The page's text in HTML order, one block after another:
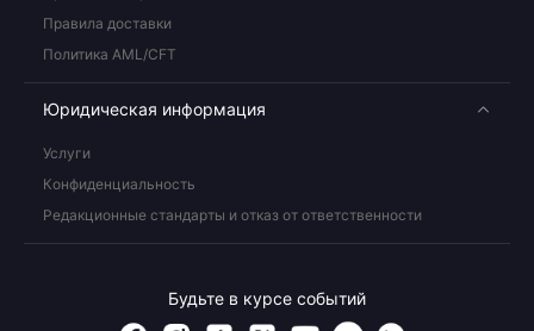
Правила доставки
Политика AML/CFT
Юридическая информация
Услуги
Конфиденциальность
Редакционные стандарты и отказ от ответственности
Будьте в курсе событий